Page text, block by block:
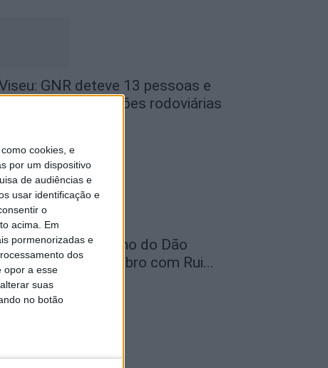
cookies, e
por um dispositivo
de audiências e
usar identificação e
o
acima. Em
pormenorizadas e
dos
opor a esse
suas
no botão
GNR deteve 13 pessoas e
registou 364 infrações rodoviárias
Feira do Vinho do Dão
em setembro com Rui...
5 de Agosto, 2026